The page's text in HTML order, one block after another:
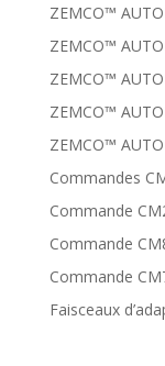
ZEMCO™
ZEMCO™
ZEMCO™
ZEMCO™
ZEMCO™
Commandes
Commande
Commande
Commande
Faisceaux